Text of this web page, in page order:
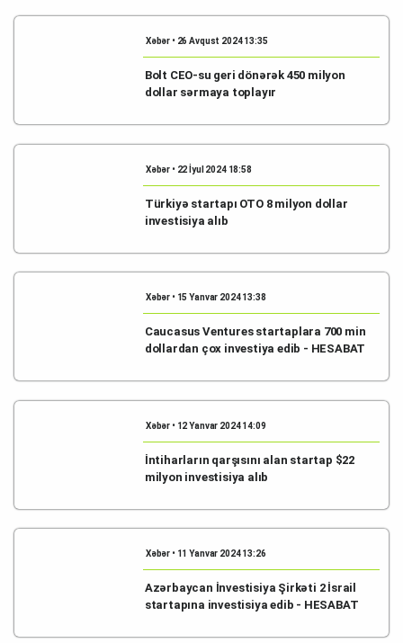
Xəbər • 26 Avqust 2024 13:35
Bolt CEO-su geri dönərək 450 milyon
dollar sərmaya toplayır
Xəbər • 22 İyul 2024 18:58
Türkiyə startapı OTO 8 milyon dollar
investisiya alıb
Xəbər • 15 Yanvar 2024 13:38
Caucasus Ventures startaplara 700 min
dollardan çox investiya edib - HESABAT
Xəbər • 12 Yanvar 2024 14:09
İntiharların qarşısını alan startap $22
milyon investisiya alıb
Xəbər • 11 Yanvar 2024 13:26
Azərbaycan İnvestisiya Şirkəti 2 İsrail
startapına investisiya edib - HESABAT